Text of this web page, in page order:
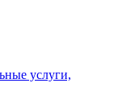
услуги,